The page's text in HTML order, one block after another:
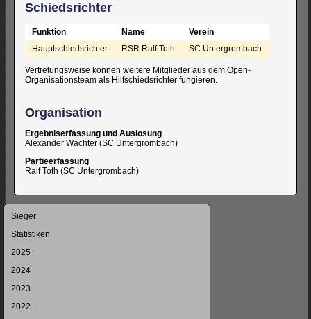
Schiedsrichter
Funktion Name
Verein
Hauptschiedsrichter
RSR Ralf Toth SC Untergrombach
Vertretungsweise können weitere Mitglieder aus dem Open-
Organisationsteam als Hilfschiedsrichter fungieren.
Organisation
Ergebniserfassung und Auslosung
Alexander Wachter (SC Untergrombach)
Partieerfassung
Ralf Toth (SC Untergrombach)
Navigation
Sieger
Statistiken
2025
2024
2023
2022